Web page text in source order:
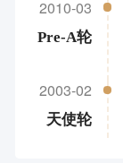
2010-03
Pre-A轮
2003-02
天使轮